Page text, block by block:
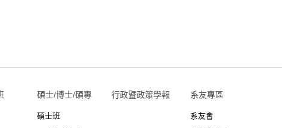
碩士/博士/碩專
碩士班
行政暨政策學報 系友專區
系友會